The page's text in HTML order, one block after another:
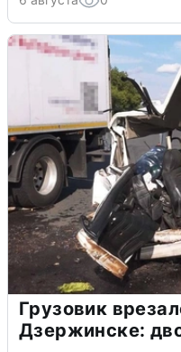
Грузовик
Дзержинске: